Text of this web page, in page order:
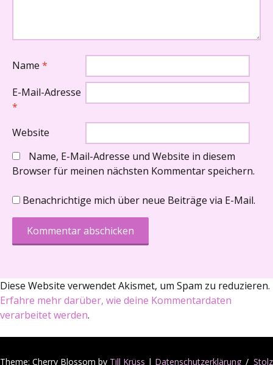
Name *
E-Mail-Adresse
*
Website
Name, E-Mail-Adresse und Website in diesem
Browser für meinen nächsten Kommentar speichern.
Benachrichtige mich über neue Beiträge via E-Mail.
Diese Website verwendet Akismet, um Spam zu reduzieren.
Erfahre mehr darüber, wie deine Kommentardaten
verarbeitet werden.
Theme: Cherry Blossom by Till Krüss | Datenschutzerklärung Stolz